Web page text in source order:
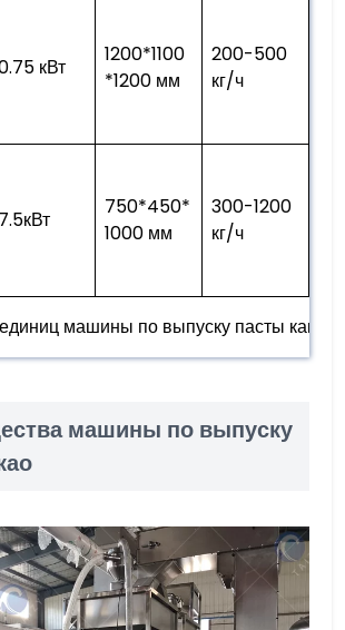
кВт
1200*1100
*1200 мм
200-500
кг/ч
7.5кВт
750*450*
1000 мм
300-1200
кг/ч
машины по выпуску пасты какао
машины по выпуску